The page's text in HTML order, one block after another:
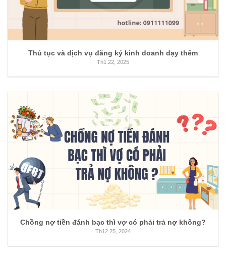
Thủ tục và dịch vụ đăng ký kinh doanh dạy thêm
Th1 22, 2025
Chồng nợ tiền đánh bạc thì vợ có phải trả nợ không?
Th12 25, 2024